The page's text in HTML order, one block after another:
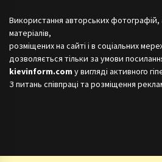
Використання авторських
матеріалів,
розміщених на сайті і в соціальних
дозволяється тільки за умови
kievinform.com у вигляді активного
З питань співпраці та розміщення